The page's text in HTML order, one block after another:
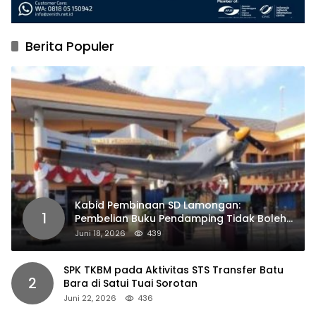
Berita Populer
1
Kabid Pembinaan SD Lamongan:
Pembelian Buku Pendamping Tidak Boleh
Dipaksakan
Juni 18, 2026 439
2
SPK TKBM pada Aktivitas STS Transfer Batu
Bara di Satui Tuai Sorotan
Juni 22, 2026 436